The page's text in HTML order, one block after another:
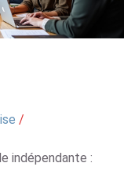
/
indépendante :